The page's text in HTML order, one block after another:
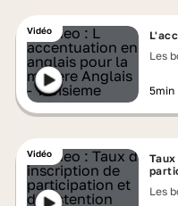
Vidéo
Les
5min
Vidéo
Les